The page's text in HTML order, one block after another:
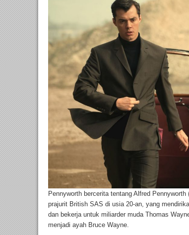
Pennyworth bercerita tentang Alfred
prajurit British SAS di usia 20-an, yang
dan bekerja untuk miliarder muda Thomas
menjadi ayah Bruce Wayne.